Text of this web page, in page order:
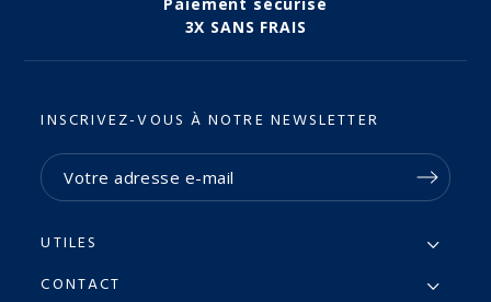
3X SANS FRAIS
INSCRIVEZ-VOUS À NOTRE NEWSLETTER
UTILES
CONTACT